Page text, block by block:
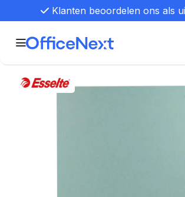
Klanten beoordelen ons als